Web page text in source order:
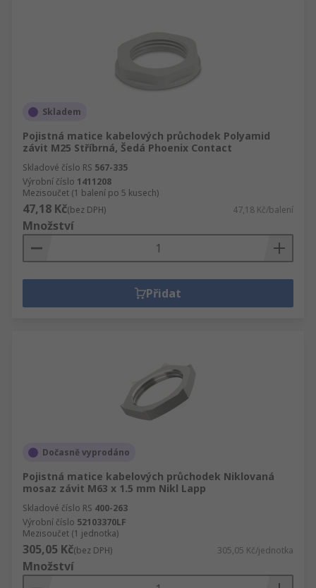
Skladem
Pojistná matice kabelových průchodek Polyamid
závit M25 Stříbrná, Šedá Phoenix Contact
Skladové číslo RS 567-335
Výrobní číslo 1411208
Mezisoučet (1 balení po 5 kusech)
47,18 Kč(bez DPH) 47,18 Kč/balení
Množství
Přidat
Dočasně vyprodáno
Pojistná matice kabelových průchodek Niklovaná
mosaz závit M63 x 1.5 mm Nikl Lapp
Skladové číslo RS 400-263
Výrobní číslo 52103370LF
Mezisoučet (1 jednotka)
305,05 Kč(bez DPH) 305,05 Kč/jednotka
Množství